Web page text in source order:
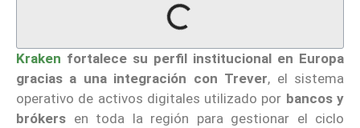
Kraken fortalece su perfil institucional en Europa
gracias a una integración con Trever, el sistema
operativo de activos digitales utilizado por bancos y
brókers en toda la región para gestionar el ciclo